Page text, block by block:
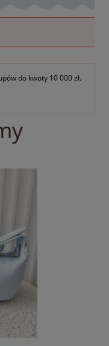
do kwoty 10 000 zł.